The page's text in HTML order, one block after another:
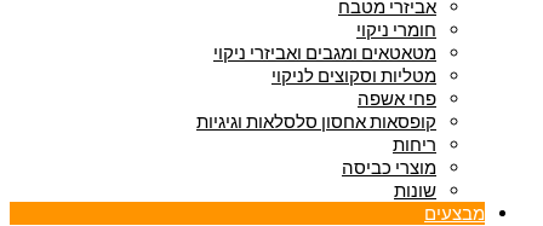
אביזרי מטבח
חומרי ניקוי
מטאטאים ומגבים ואביזרי ניקוי
מטליות וסקוצים לניקוי
פחי אשפה
קופסאות אחסון סלסלאות וגיגיות
ריחות
מוצרי כביסה
שונות
מבצעים